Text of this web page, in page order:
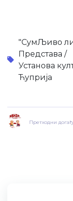
"СумЉиво
Представа /
Установа
Ћуприја
Претходни